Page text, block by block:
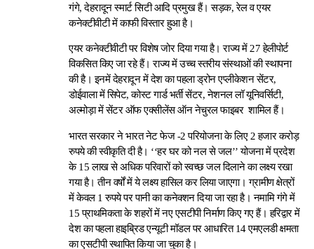
गंगे, देहरादून स्मार्ट सिटी आदि प्रमुख हैं। सड़क, रेल व एयर
कनेक्टीवीटी में काफी विस्तार हुआ है।
एयर कनेक्टीवीटी पर विशेष जोर दिया गया है। राज्य में 27 हेलीपोर्ट
विकसित किए जा रहे हैं। राज्य में उच्च स्तरीय संस्थाओं की स्थापना
की है। इनमें देहरादून में देश का पहला ड्रोन एप्लीकेशन सेंटर,
डोईवाला में सिपेट, कोस्ट गार्ड भर्ती सेंटर, नेशनल लॉ यूनिवर्सिटी,
अल्मोड़ा में सेंटर ऑफ एक्सीलेंस ऑन नेचुरल फाइबर शामिल हैं।
भारत सरकार ने भारत नेट फेज -2 परियोजना के लिए 2 हजार करोड़
रुपये की स्वीकृति दी है। ‘‘हर घर को नल से जल’’ योजना में प्रदेश
के 15 लाख से अधिक परिवारों को स्वच्छ जल दिलाने का लक्ष्य रखा
गया है। तीन वर्षों में ये लक्ष्य हासिल कर लिया जाएगा। ग्रामीण क्षेत्रों
में केवल 1 रुपये पर पानी का कनेक्शन दिया जा रहा है। नमामि गंगे में
15 प्राथमिकता के शहरों में नए एसटीपी निर्माण किए गए हैं। हरिद्वार में
देश का पहला हाइब्रिड एन्यूटी मॉडल पर आधारित 14 एमएलडी क्षमता
का एसटीपी स्थापित किया जा चुका है।